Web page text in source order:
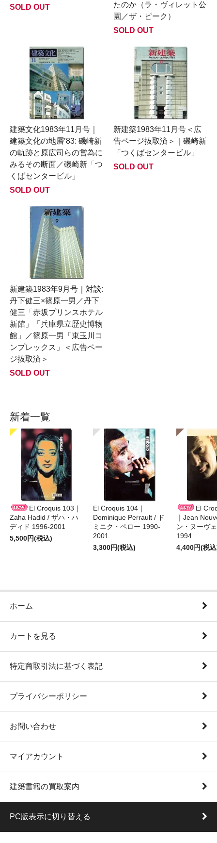
SOLD OUT
たのか（ラ・ヴィレット公
園／ザ・ピーク）
SOLD OUT
建築文化1983年11月号｜
建築文化の地層’83: 磯崎新
の軌跡と原広司らの営為に
みるその断面／磯崎新「つ
くばセンタービル」
SOLD OUT
新建築1983年11月号＜広
告ページ抜取済＞｜磯崎新
「つくばセンタービル」
SOLD OUT
新建築1983年9月号｜対談:
丹下健三×篠原一男／丹下
健三「赤坂プリンスホテル
新館」「兵庫県立歴史博物
館」／篠原一男「東玉川コ
ンプレックス」＜広告ペー
ジ抜取済＞
SOLD OUT
新着一覧
El Croquis 103｜
Zaha Hadid / ザハ・ハ
ディド 1996-2001
5,500円(税込)
El Croquis 104｜
Dominique Perrault / ド
ミニク・ペロー 1990-
2001
3,300円(税込)
El
｜Jean
ン・ヌーヴ
1994
4,400円(税
ホーム
カートを見る
特定商取引法に基づく表記
プライバシーポリシー
お問い合わせ
マイアカウント
建築書籍の買取案内
PC版表示に切り替える